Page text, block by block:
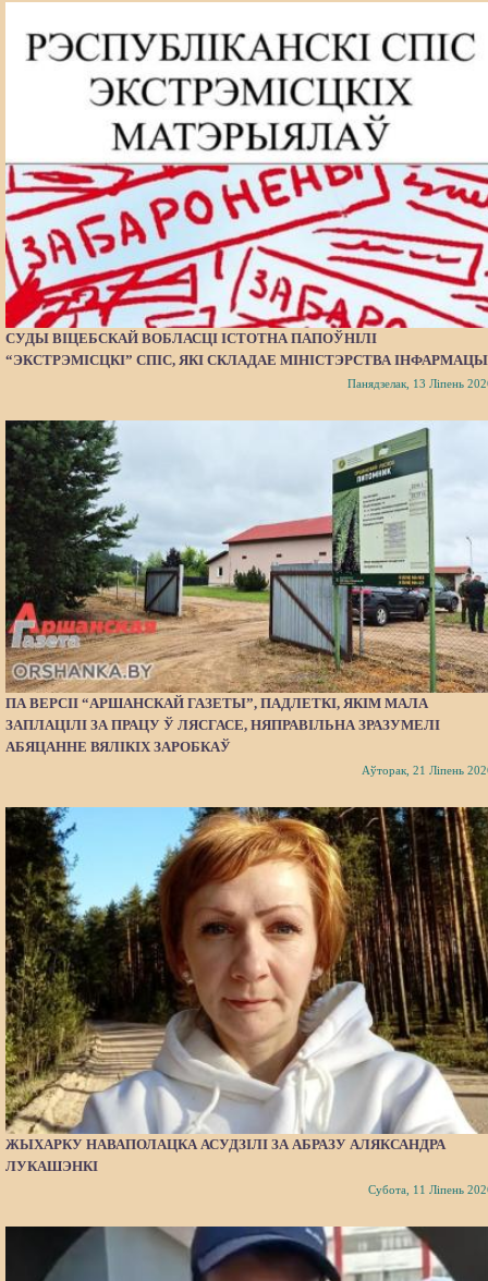
СУДЫ ВІЦЕБСКАЙ ВОБЛАСЦІ ІСТОТНА ПАПОЎНІЛІ
“ЭКСТРЭМІСЦКІ” СПІС, ЯКІ СКЛАДАЕ МІНІСТЭРСТВА
Панядзелак, 13 Ліпень
ПА ВЕРСІІ “АРШАНСКАЙ ГАЗЕТЫ”, ПАДЛЕТКІ, ЯКІМ МАЛА
ЗАПЛАЦІЛІ ЗА ПРАЦУ Ў ЛЯСГАСЕ, НЯПРАВІЛЬНА ЗРАЗУМЕЛІ
АБЯЦАННЕ ВЯЛІКІХ ЗАРОБКАЎ
Аўторак, 21 Ліпень
ЖЫХАРКУ НАВАПОЛАЦКА АСУДЗІЛІ ЗА АБРАЗУ АЛЯКСАНДРА
ЛУКАШЭНКІ
Субота, 11 Ліпень